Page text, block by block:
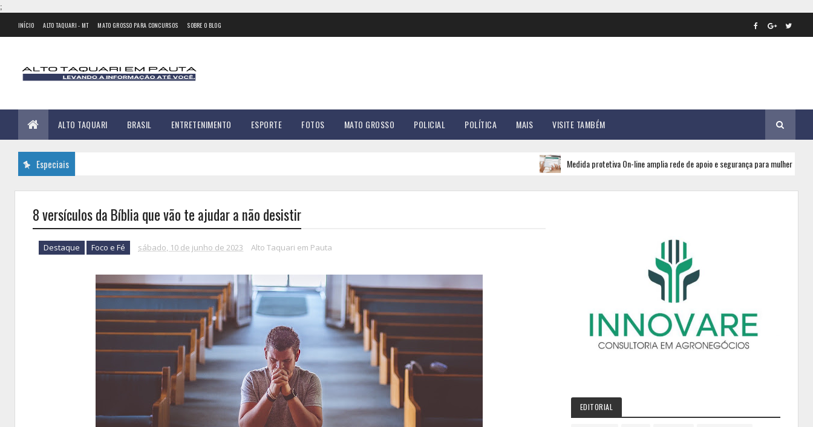
;
INÍCIO ALTO TAQUARI - MT MATO GROSSO PARA CONCURSOS SOBRE O BLOG
ALTO TAQUARI BRASIL ENTRETENIMENTO ESPORTE FOTOS MATO GROSSO POLICIAL POLÍTICA MAIS VISITE TAMBÉM
Especiais Medida protetiva On-line amplia rede de apoio e segurança para mulheres em Mato
8 versículos da Bíblia que vão te ajudar a não desistir
Destaque Foco e Fé sábado, 10 de junho de 2023 Alto Taquari em Pauta
EDITORIAL